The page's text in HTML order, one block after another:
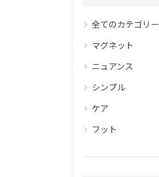
全てのカテゴリー
マグネット
ニュアンス
シンプル
ケア
フット